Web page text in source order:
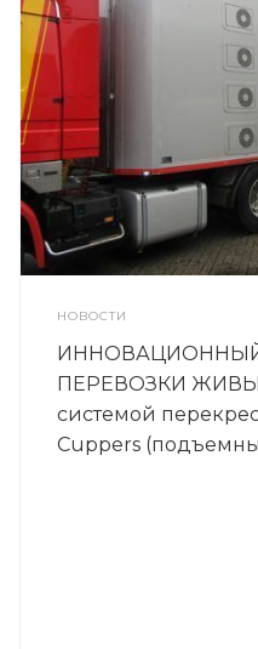
НОВОСТИ
ПЕРЕВОЗКИ
системой
Cuppers